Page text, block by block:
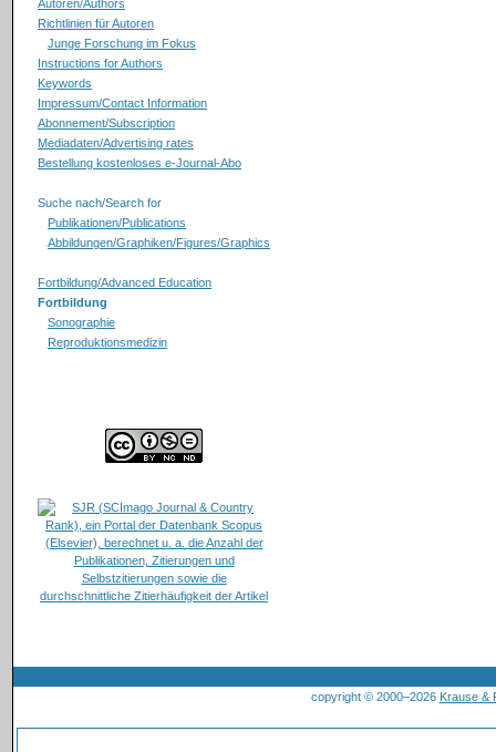
Autoren/Authors
Richtlinien für Autoren
Junge Forschung im Fokus
Instructions for Authors
Keywords
Impressum/Contact Information
Abonnement/Subscription
Mediadaten/Advertising rates
Bestellung kostenloses e-Journal-Abo
Suche nach/Search for
Publikationen/Publications
Abbildungen/Graphiken/Figures/Graphics
Fortbildung/Advanced Education
Fortbildung
Sonographie
Reproduktionsmedizin
copyright © 2000–2026 Krause &